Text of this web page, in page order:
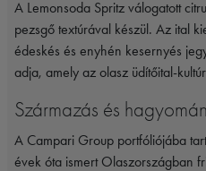
A Lemonsoda Spritz válogatott
pezsgő textúrával készül. Az ital
édeskés és enyhén kesernyés
adja, amely az olasz üdítőital-
Származás és
A Campari Group portfóliójába
évek óta ismert Olaszországban